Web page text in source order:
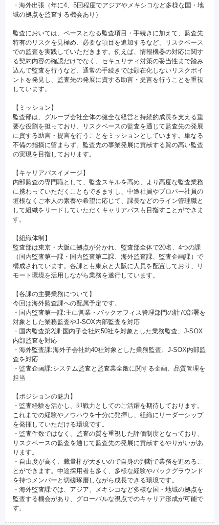
・海外出張（年に4、5回程度でアジアやメキシコなど多様な国・地
域の拠点を監査する機会あり）
監査においては、ベースとなる監査項目・手続きに加えて、監査先
特有のリスクを見極め、必要な項目を追加するなど、リスクベース
での監査を実践していただきます。例えば、情報機器の対応に関す
る契約内容の確認だけでなく、セキュリティ対策の妥当性まで踏み
込んで監査を行うなど、通常の手続きでは顕在化しないリスクポイ
ントを発見し、監査先の発展に資する助言・提言を行うことを重視
しています。
【ミッション】
監査部は、グループ会社全体の健全な経営と持続的成長を支える重
要な役割を担っており、リスクベースの監査を通じて監査先の発展
に資する助言・提言を行うことをミッションとしています。単なる
不備の指摘に留まらず、監査先の事業発展に貢献する質の高い監査
の実現を目指しております。
【キャリアパスイメージ】
内部監査の専門職として、監査スキルを高め、より高度な監査業務
に携わっていただくこともできますし、中途社員やプロパー社員の
垣根なくご本人の素養や希望に応じて、課長などのライン管理職と
して組織をリードしていただくキャリアパスも目指すことができま
す。
【組織体制】
監査部は東京・大阪に拠点が分かれ、監査部全体で20名、4つの課
（国内監査第一課・国内監査第二課、海外監査課、監査企画課）で
構成されています。各課とも東京と大阪に人員を配置しており、リ
モート環境を活用しながら業務を遂行しています。
【各課の主要業務について】
今回は海外監査課への配属予定です。
・国内監査第一課:主に営業・バックオフィス管理部門の計70部署を
対象とした業務監査やJ-SOX内部監査を対応
・国内監査第2課:国内子会社約50社を対象とした業務監査、J-SOX
内部監査を対応
・海外監査課:海外子会社約40社対象とした業務監査、J-SOX内部監
査を対応
・監査企画課:システム監査と監査業全般に関する企画、品質管理を
担当
【ポジションの魅力】
・監査経験を活かし、即戦力としてのご活躍を期待しております。
これまでの経験やノウハウを十分に発揮し、組織にリーダーシップ
を発揮していただける環境です。
・監査件数ではなく、監査の質を重視した評価制度となっており、
リスクベースの監査を通じて監査先の発展に貢献するやりがいがあ
ります。
・自由度が高く、裁量権が大きいので自身の判断で業務を進めるこ
とができます。中途採用者も多く、多様な経験やバックグラウンド
を持つメンバーと切磋琢磨しながら成長できる環境です。
・海外監査課では、アジア、メキシコなど多様な国・地域の拠点を
監査する機会があり、グローバルな視点でのキャリア形成が可能で
す。